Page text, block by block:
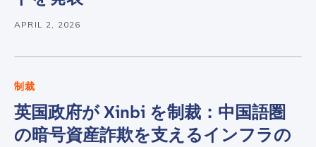
APRIL 2, 2026
制裁
英国政府が Xinbi を制裁：中国語圏
の暗号資産詐欺を支えるインフラの